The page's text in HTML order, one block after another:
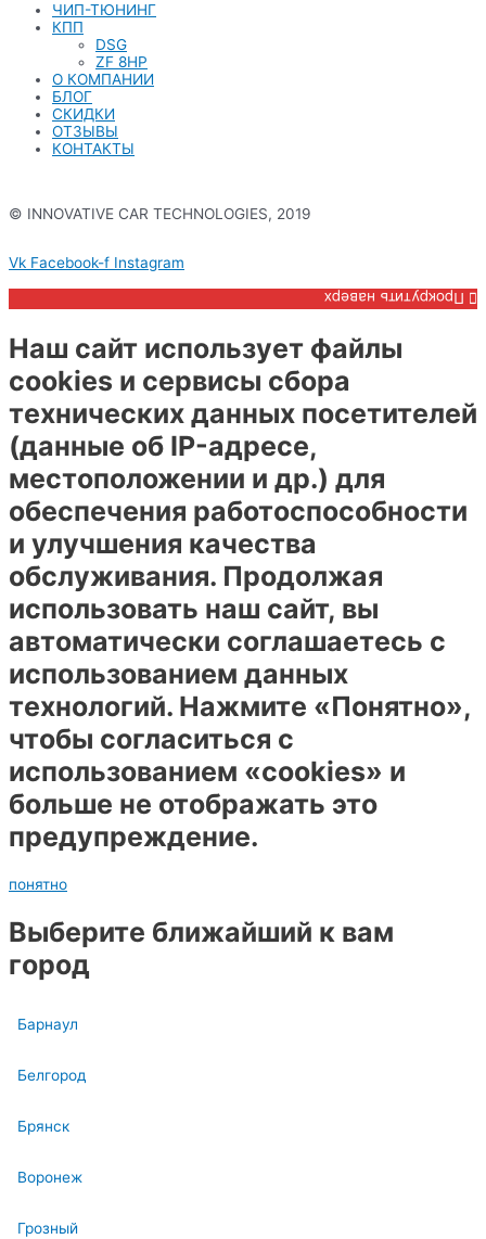
ЧИП-ТЮНИНГ
КПП
DSG
ZF 8HP
О КОМПАНИИ
БЛОГ
СКИДКИ
ОТЗЫВЫ
КОНТАКТЫ
© INNOVATIVE CAR TECHNOLOGIES, 2019
Vk Facebook-f Instagram
Прокрутить наверх
Наш сайт использует файлы
cookies и сервисы сбора
технических данных посетителей
(данные об IP-адресе,
местоположении и др.) для
обеспечения работоспособности
и улучшения качества
обслуживания. Продолжая
использовать наш сайт, вы
автоматически соглашаетесь с
использованием данных
технологий. Нажмите «Понятно»,
чтобы согласиться с
использованием «cookies» и
больше не отображать это
предупреждение.
понятно
Выберите ближайший к вам
город
Барнаул
Белгород
Брянск
Воронеж
Грозный